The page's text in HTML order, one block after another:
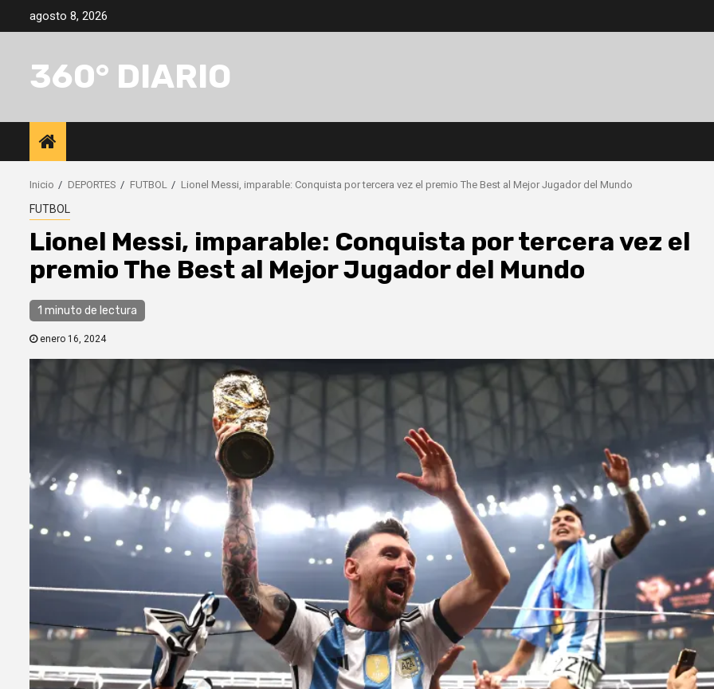
agosto 8, 2026
360° DIARIO
Inicio DEPORTES FUTBOL Lionel Messi, imparable: Conquista por tercera vez el premio The Best al Mejor Jugador del Mundo
FUTBOL
Lionel Messi, imparable: Conquista por tercera vez el
premio The Best al Mejor Jugador del Mundo
1 minuto de lectura
enero 16, 2024